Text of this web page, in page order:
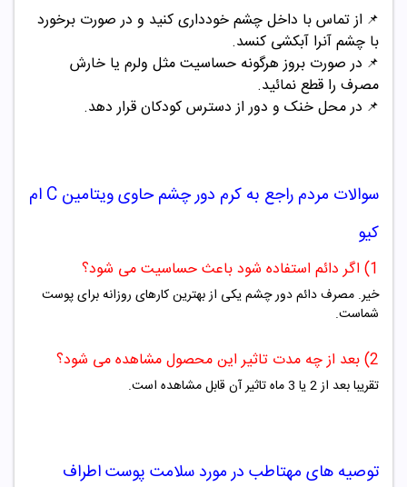
📌 از تماس با داخل چشم خودداری کنید و در صورت برخورد
با چشم آنرا آبکشی کنسد.
📌 در صورت بروز هرگونه حساسیت مثل ولرم یا خارش
مصرف را قطع نمائید.
📌 در محل خنک و دور از دسترس کودکان قرار دهد.
سوالات مردم راجع به
کرم دور چشم حاوی ویتامین C ام
کیو
1) اگر دائم استفاده شود باعث حساسیت می شود؟
خیر. مصرف دائم دور چشم یکی از بهترین کارهای روزانه برای پوست
شماست.
2) بعد از چه مدت تاثیر این محصول مشاهده می شود؟
تقریبا بعد از 2 یا 3 ماه تاثیر آن قابل مشاهده است.
توصیه های مهتاطب در مورد سلامت پوست اطراف